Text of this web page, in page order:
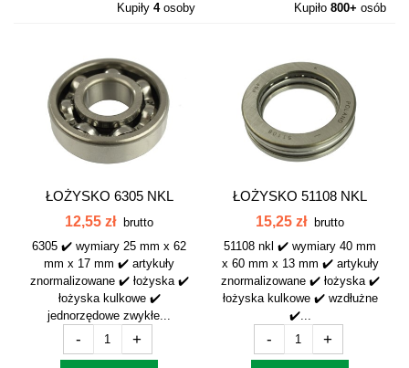
Kupiły 4osoby Kupiło 800+ osób
ŁOŻYSKO 6305 NKL
12,55 zł
brutto
6305 ✔️ wymiary 25 mm x 62
mm x 17 mm ✔️ artykuły
znormalizowane ✔️ łożyska ✔️
łożyska kulkowe ✔️
jednorzędowe zwykłe...
- +
ŁOŻYSKO 51108 NKL
15,25 zł
brutto
51108 nkl ✔️ wymiary 40 mm
x 60 mm x 13 mm ✔️ artykuły
znormalizowane ✔️ łożyska ✔️
łożyska kulkowe ✔️ wzdłużne
✔️...
- +